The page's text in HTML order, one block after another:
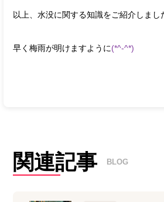
以上、水没に関する知識をご紹介しまし
早く梅雨が明けますように(*^-^*)
関連記事 BLOG